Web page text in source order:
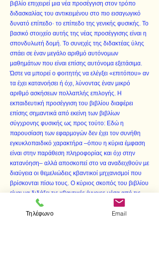
βιβλίο επιχειρεί µια νέα προσέγγιση στον τρόπο
διδασκαλίας του αντικειµένου στο πιο εισαγωγικό
δυνατό επίπεδο· το επίπεδο της γενικής φυσικής. Το
βασικό στοιχείο αυτής της νέας προσέγγισης είναι η
σπονδυλωτή δοµή. Το συνεχές της διδακτέας ύλης
σπάει σε έναν µεγάλο αριθµό αυτόνοµων
µαθηµάτων που είναι επίσης αυτόνοµα εξετάσιµα.
Ώστε να µπορεί ο φοιτητής να ελέγξει «επιτόπου» αν
τα έχει κατανοήσει ή όχι, λύνοντας έναν µικρό
αριθµό ασκήσεων πολλαπλής επιλογής. Η
εκπαιδευτική προσέγγιση του βιβλίου διαφέρει
επίσης σηµαντικά από εκείνη των βιβλίων
σύγχρονης φυσικής ως προς τούτο: Εδώ η
παρουσίαση των εφαρµογών δεν έχει τον συνήθη
εγκυκλοπαιδικό χαρακτήρα –όπου η κύρια έµφαση
είναι στην παράθεση πληροφορίας και όχι στην
κατανόηση– αλλά αποσκοπεί στο να αναδειχθούν µε
διαύγεια οι θεµελιώδεις κβαντικοί µηχανισµοί που
βρίσκονται πίσω τους. Ο κύριος σκοπός του βιβλίου
είναι να διδάξει τις κβαντικές έννοιες µέσα από τις
εφαρµογές τους.
Το βιβλίο απευθύνεται κυρίως σε δευτεροετείς
Τηλέφωνο Email